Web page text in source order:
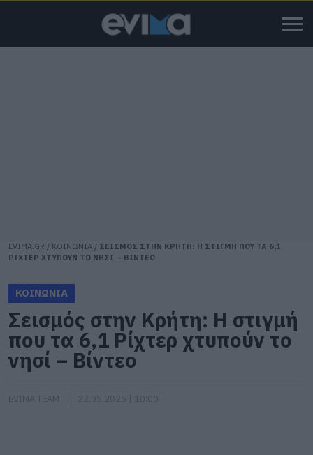
EVIMA.GR / ΚΟΙΝΩΝΙΑ / ΣΕΙΣΜΟΣ ΣΤΗΝ ΚΡΗΤΗ: Η ΣΤΙΓΜΗ ΠΟΥ ΤΑ 6,1
ΡΙΧΤΕΡ ΧΤΥΠΟΥΝ ΤΟ ΝΗΣΙ – ΒΙΝΤΕΟ
ΚΟΙΝΩΝΙΑ
Σεισμός στην Κρήτη: Η στιγμή
που τα 6,1 Ρίχτερ χτυπούν το
νησί – Βίντεο